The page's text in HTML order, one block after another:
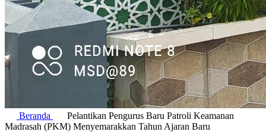
Beranda
Pelantikan Pengurus Baru Patroli Keamanan
Madrasah (PKM) Menyemarakkan Tahun Ajaran Baru